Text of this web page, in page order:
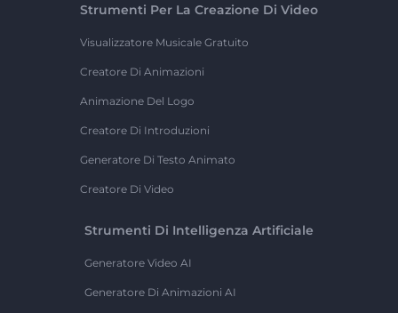
Strumenti Per La Creazione Di Video
Visualizzatore Musicale Gratuito
Creatore Di Animazioni
Animazione Del Logo
Creatore Di Introduzioni
Generatore Di Testo Animato
Creatore Di Video
Strumenti Di Intelligenza Artificiale
Generatore Video AI
Generatore Di Animazioni AI